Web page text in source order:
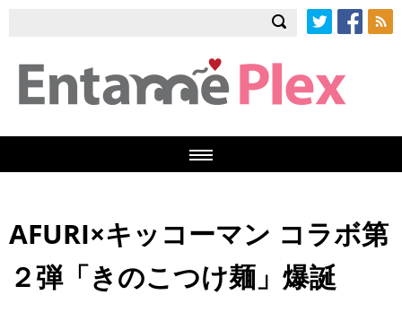
AFURI×キッコーマン コラボ第
２弾「きのこつけ麺」爆誕